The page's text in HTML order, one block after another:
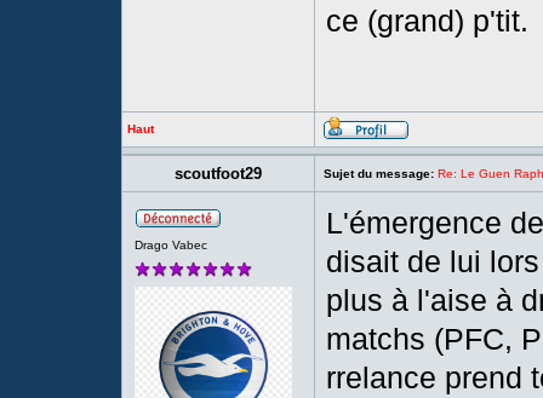
ce (grand) p'tit.
Haut
scoutfoot29 Sujet du message: Re: Le Guen
Drago Vabec
L'émergence
disait de lui
plus à l'aise à
matchs (PFC,
rrelance prend